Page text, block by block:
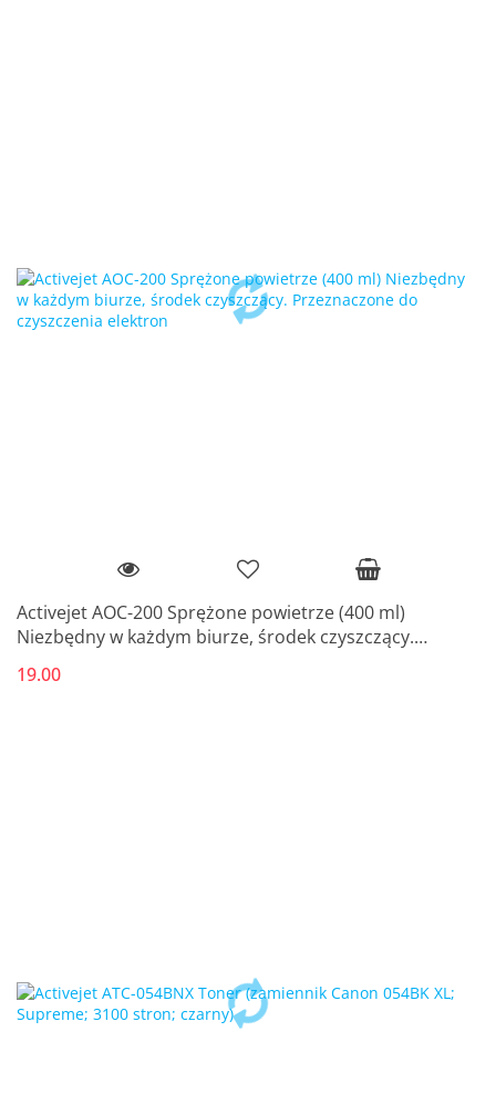
Activejet AOC-200 Sprężone powietrze (400 ml)
Niezbędny w każdym biurze, środek czyszczący.
19.00